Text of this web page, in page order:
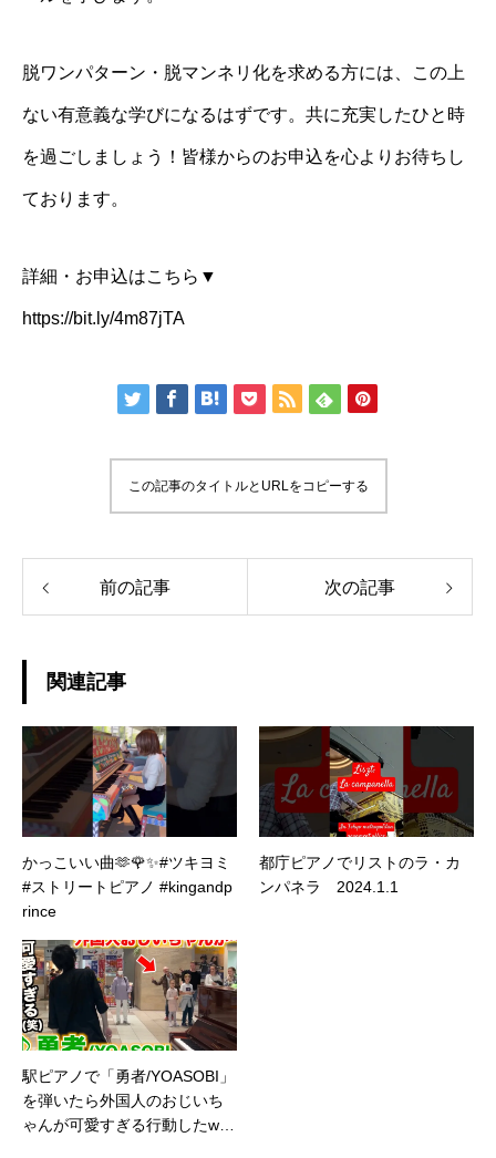
脱ワンパターン・脱マンネリ化を求める方には、この上
ない有意義な学びになるはずです。共に充実したひと時
を過ごしましょう！皆様からのお申込を心よりお待ちし
ております。
詳細・お申込はこちら▼
https://bit.ly/4m87jTA
この記事のタイトルとURLをコピーする
前の記事 次の記事
関連記事
かっこいい曲🫶🌹✨#ツキヨミ
#ストリートピアノ #kingandp
rince
都庁ピアノでリストのラ・カ
ンパネラ 2024.1.1
駅ピアノで「勇者/YOASOBI」
を弾いたら外国人のおじいち
ゃんが可愛すぎる行動したw